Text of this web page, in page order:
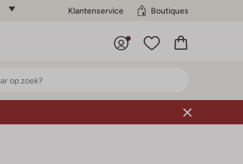
Klantenservice Boutiques